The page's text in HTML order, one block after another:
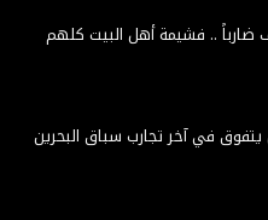
ضارباً .. فشيمة أهل البيت كلهم
يتفوق في آخر تجارب سباق البحرين